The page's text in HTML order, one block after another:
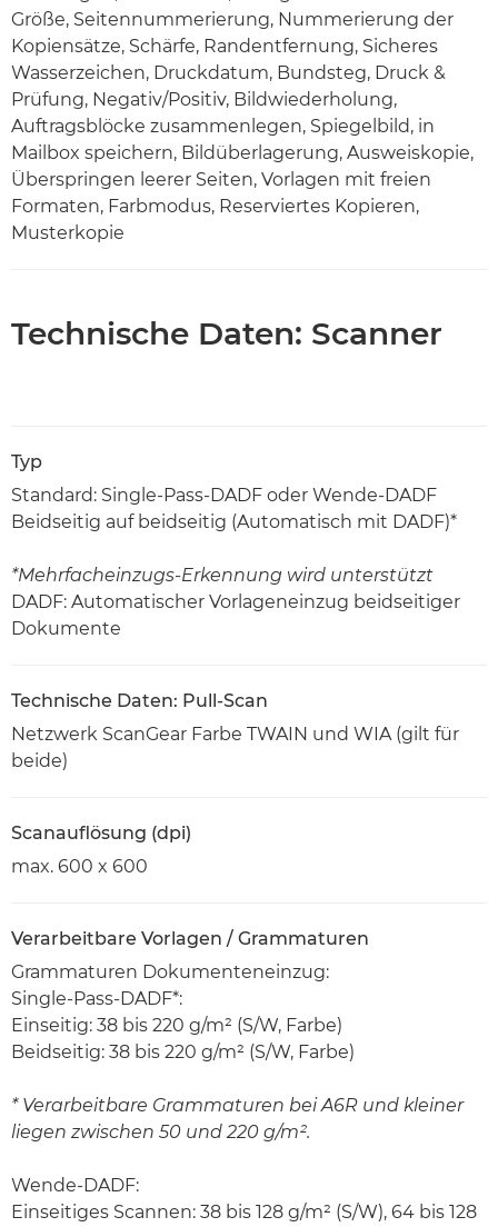
Größe, Seitennummerierung, Nummerierung der
Kopiensätze, Schärfe, Randentfernung, Sicheres
Wasserzeichen, Druckdatum, Bundsteg, Druck &
Prüfung, Negativ/Positiv, Bildwiederholung,
Auftragsblöcke zusammenlegen, Spiegelbild, in
Mailbox speichern, Bildüberlagerung, Ausweiskopie,
Überspringen leerer Seiten, Vorlagen mit freien
Formaten, Farbmodus, Reserviertes Kopieren,
Musterkopie
Technische Daten: Scanner
Typ
Standard: Single-Pass-DADF oder Wende-DADF
Beidseitig auf beidseitig (Automatisch mit DADF)*
*Mehrfacheinzugs-Erkennung wird unterstützt
DADF: Automatischer Vorlageneinzug beidseitiger
Dokumente
Technische Daten: Pull-Scan
Netzwerk ScanGear Farbe TWAIN und WIA (gilt für
beide)
Scanauflösung (dpi)
max. 600 x 600
Verarbeitbare Vorlagen / Grammaturen
Grammaturen Dokumenteneinzug:
Single-Pass-DADF*:
Einseitig: 38 bis 220 g/m² (S/W, Farbe)
Beidseitig: 38 bis 220 g/m² (S/W, Farbe)
* Verarbeitbare Grammaturen bei A6R und kleiner
liegen zwischen 50 und 220 g/m².
Wende-DADF:
Einseitiges Scannen: 38 bis 128 g/m² (S/W), 64 bis 128